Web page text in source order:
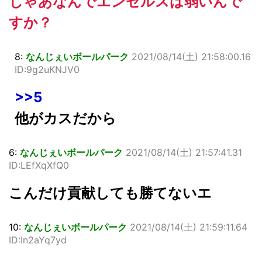
すか？
8: なんじぇいボールパーク 2021/08/14(土) 21:58:00.16
ID:9g2uKNJV0
>>5
他がカスだから
6: なんじぇいボールパーク 2021/08/14(土) 21:57:41.31
ID:LEfXqXfQ0
こんだけ貢献しても勝てないエ
10: なんじぇいボールパーク 2021/08/14(土) 21:59:11.64
ID:In2aYq7yd